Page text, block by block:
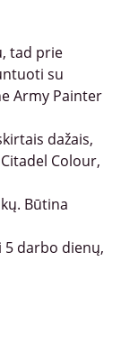
tad prie
su
Army Painter
dažais,
Colour,
Būtina
5 darbo dienų,